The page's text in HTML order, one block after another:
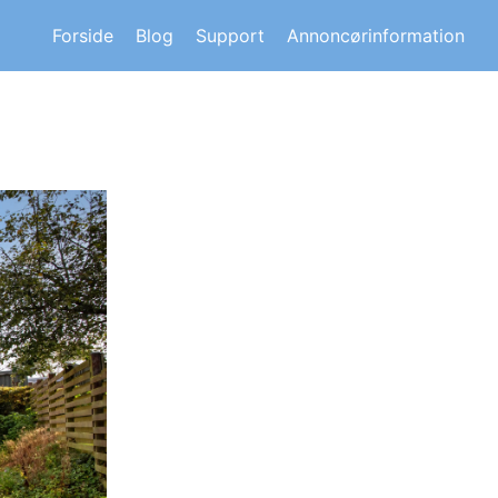
andre huskøberes oplevelser.
Forside Blog Support Annoncørinformation